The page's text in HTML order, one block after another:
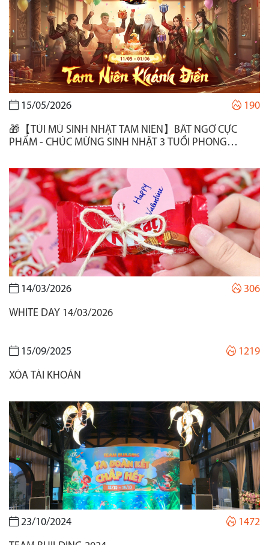
15/05/2026 190
🎁【TÚI MÙ SINH NHẬT TAM NIÊN】BẤT NGỜ CỰC
PHẨM - CHÚC MỪNG SINH NHẬT 3 TUỔI PHONG
14/03/2026 306
WHITE DAY 14/03/2026
15/09/2025 1219
XÓA TÀI KHOẢN
23/10/2024 1472